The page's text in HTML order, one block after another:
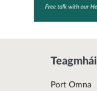
Teagmháil
Port Omna